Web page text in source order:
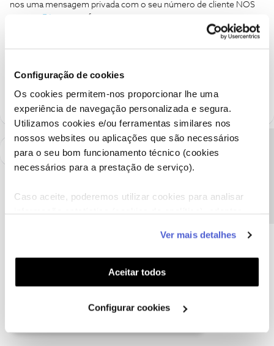
Configuração de cookies
Os cookies permitem-nos proporcionar lhe uma
experiência de navegação personalizada e segura.
Utilizamos cookies e/ou ferramentas similares nos
nossos websites ou aplicações que são necessários
para o seu bom funcionamento técnico (cookies
necessários para a prestação de serviço).
Caso aceite, poderemos utilizar cookies para analisar
funcionalidades (cookies de personalização e
funcionalidade) e adaptar anúncios aos seus interesses
(cookies de publicidade personalizada). Pode gerir a
utilização dos cookies clicando em "Configurar
Ver mais detalhes
Aceitar todos
Configurar cookies
nos uma mensagem privada com o seu número de cliente NOS
Ajude a comunidade a encontrar informação relevante. Marque
A poupança que COMBINA